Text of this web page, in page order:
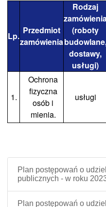
Lp.
Przedmiot
zamówienia
Rodzaj
(roboty
dostawy,
usługi)
1.
Ochrona
fizyczna
osób i
mienia.
usługi
Plan postępowań o
publicznych - w roku
Plan postępowań o